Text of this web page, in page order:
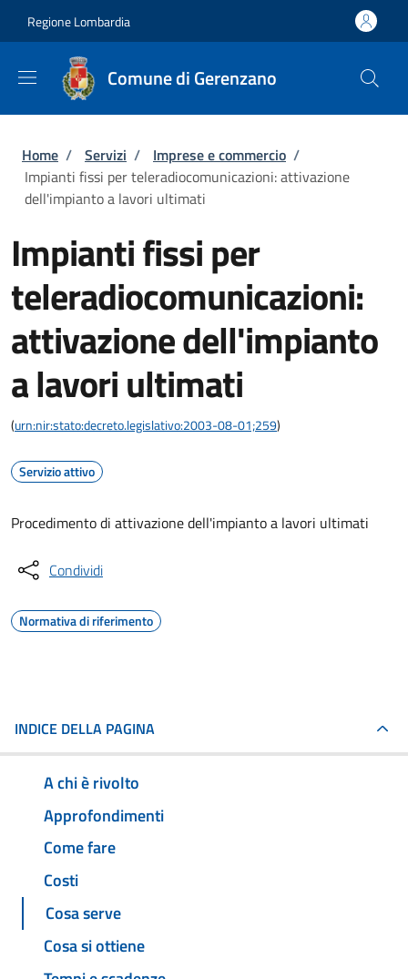
Regione Lombardia
Comune di Gerenzano
Briciole di pane
Home / Servizi / Imprese e commercio /
Impianti fissi per teleradiocomunicazioni: attivazione
dell'impianto a lavori ultimati
Impianti fissi per
teleradiocomunicazioni:
attivazione dell'impianto
a lavori ultimati
(urn:nir:stato:decreto.legislativo:2003-08-01;259)
Servizio attivo
Procedimento di attivazione dell'impianto a lavori ultimati
Condividi
Normativa di riferimento
INDICE DELLA PAGINA
A chi è rivolto
Approfondimenti
Come fare
Costi
Cosa serve
Cosa si ottiene